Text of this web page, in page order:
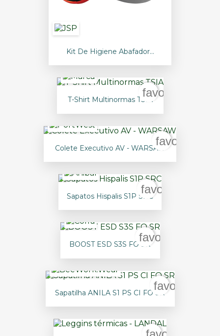
Kit De Higiene Abafador...
T-Shirt Multinormas TSIA
Colete Executivo AV - WARSAW
Sapatos Hispalis S1P SRC
favorite_border
BOOST ESD S3S FO SR
favorite_border
Sapatilha ANILA S1 PS CI FO SR